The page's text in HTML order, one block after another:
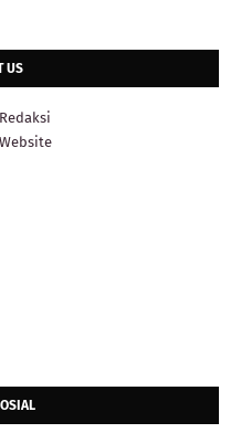
US
Redaksi
Website